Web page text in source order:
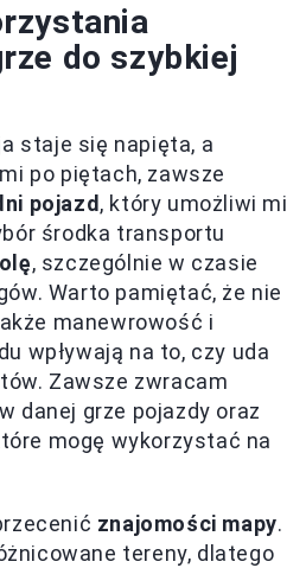
do szybkiej
staje się napięta, a
po piętach, zawsze
pojazd, który umożliwi mi
środka transportu
, szczególnie w czasie
Warto pamiętać, że nie
manewrowość i
wpływają na to, czy uda
Zawsze zwracam
danej grze pojazdy oraz
mogę wykorzystać na
znajomości mapy.
tereny, dlatego